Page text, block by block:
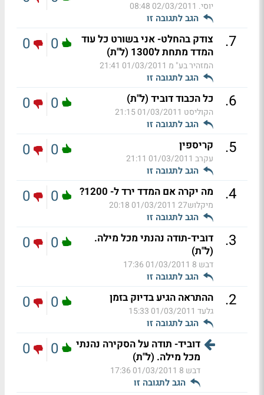
יוסי. 02/03/2011 08:48
הגב לתגובה זו
7
.
צודק בהחלט- אני בשורט כל עוד
המדד מתחת ל1300 (ל"ת)
המזהיר בע" מ 01/03/2011 21:41
הגב לתגובה זו
0
0
6
. כל הכבוד דוביד (ל"ת)
הקוליסט 01/03/2011 21:15
הגב לתגובה זו
0
0
5
. קריספין
עקרב 01/03/2011 21:11
הגב לתגובה זו
0
0
4
. מה יקרה אם המדד ירד ל- 1200?
מיקלוש27 01/03/2011 20:18
הגב לתגובה זו
0
0
3
.
דוביד-תודה נהנתי מכל מילה.
(ל"ת)
דבש 8 01/03/2011 17:36
הגב לתגובה זו
0
0
2
. ההתראה הגיע בדיוק בזמן
גלעד 01/03/2011 15:33
הגב לתגובה זו
0
0
דוביד- תודה על הסקירה נהנתי
מכל מילה. (ל"ת)
דבש 8 01/03/2011 17:36
הגב לתגובה זו
0
0